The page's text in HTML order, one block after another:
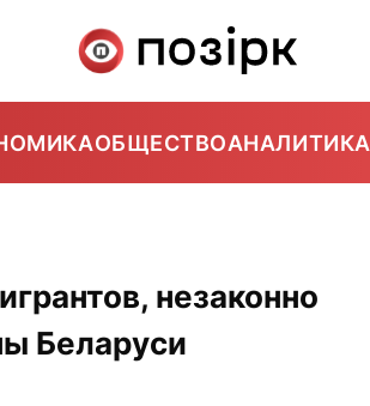
ОБЩЕСТВОАНАЛИТИКА
незаконно
Беларуси